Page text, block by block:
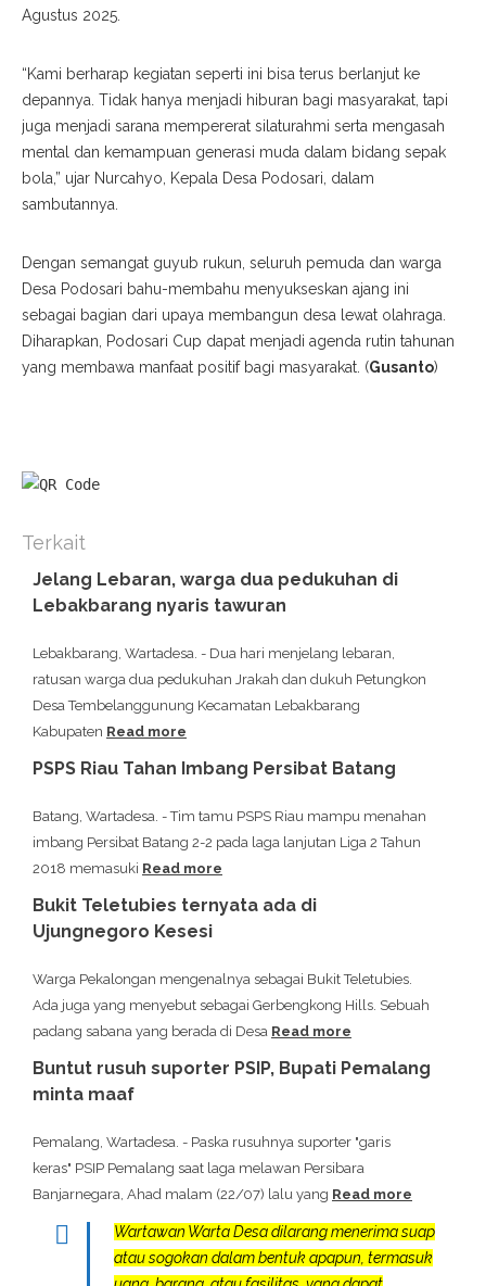
Agustus 2025.
“Kami berharap kegiatan seperti ini bisa terus berlanjut ke
depannya. Tidak hanya menjadi hiburan bagi masyarakat, tapi
juga menjadi sarana mempererat silaturahmi serta mengasah
mental dan kemampuan generasi muda dalam bidang sepak
bola,” ujar Nurcahyo, Kepala Desa Podosari, dalam
sambutannya.
Dengan semangat guyub rukun, seluruh pemuda dan warga
Desa Podosari bahu-membahu menyukseskan ajang ini
sebagai bagian dari upaya membangun desa lewat olahraga.
Diharapkan, Podosari Cup dapat menjadi agenda rutin tahunan
yang membawa manfaat positif bagi masyarakat. (Gusanto)
Terkait
Jelang Lebaran, warga dua pedukuhan di
Lebakbarang nyaris tawuran
Lebakbarang, Wartadesa. - Dua hari menjelang lebaran,
ratusan warga dua pedukuhan Jrakah dan dukuh Petungkon
Desa Tembelanggunung Kecamatan Lebakbarang
Kabupaten Read more
PSPS Riau Tahan Imbang Persibat Batang
Batang, Wartadesa. - Tim tamu PSPS Riau mampu menahan
imbang Persibat Batang 2-2 pada laga lanjutan Liga 2 Tahun
2018 memasuki Read more
Bukit Teletubies ternyata ada di
Ujungnegoro Kesesi
Warga Pekalongan mengenalnya sebagai Bukit Teletubies.
Ada juga yang menyebut sebagai Gerbengkong Hills. Sebuah
padang sabana yang berada di Desa Read more
Buntut rusuh suporter PSIP, Bupati Pemalang
minta maaf
Pemalang, Wartadesa. - Paska rusuhnya suporter "garis
keras" PSIP Pemalang saat laga melawan Persibara
Banjarnegara, Ahad malam (22/07) lalu yang Read more
Wartawan Warta Desa dilarang menerima suap
atau sogokan dalam bentuk apapun, termasuk